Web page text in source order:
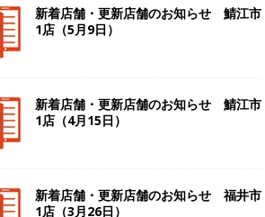
新着店舗・更新店舗のお知らせ 鯖江市
1店（5月9日）
新着店舗・更新店舗のお知らせ 鯖江市
1店（4月15日）
新着店舗・更新店舗のお知らせ 福井市
1店（3月26日）